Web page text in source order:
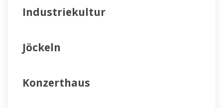
Industriekultur
Jöckeln
Konzerthaus